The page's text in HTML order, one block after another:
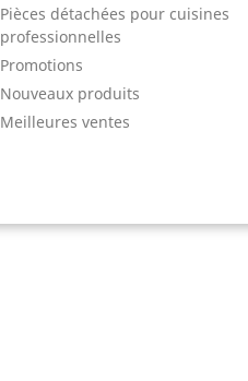
Pièces détachées pour cuisines
professionnelles
Promotions
Nouveaux produits
Meilleures ventes